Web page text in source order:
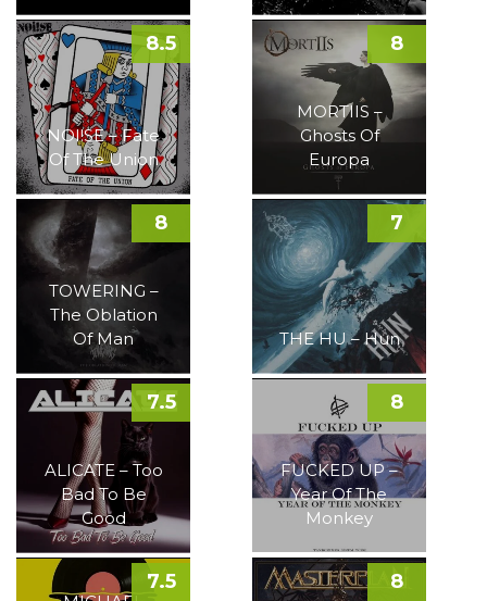
NOI!SE – Fate
Of The Union
8.5
MORTIIS –
Ghosts Of
Europa
8
TOWERING –
The Oblation
Of Man
8
THE HU – Hun
7
ALICATE – Too
Bad To Be
Good
7.5
FUCKED UP –
Year Of The
Monkey
8
7.5 8